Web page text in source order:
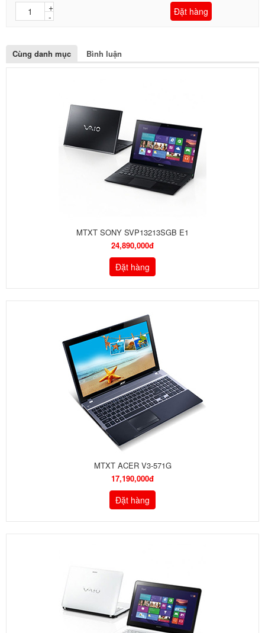
Đặt hàng
Cùng danh mục Bình luận
MTXT SONY SVP13213SGB E1
24,890,000đ
Đặt hàng
MTXT ACER V3-571G
17,190,000đ
Đặt hàng